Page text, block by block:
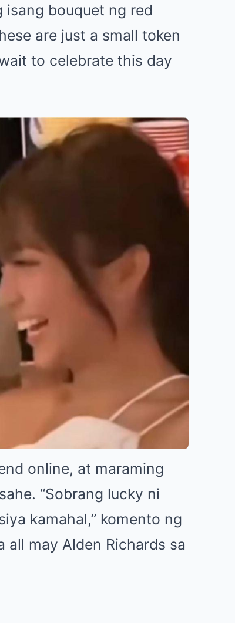
isang bouquet ng red
are just a small token
to celebrate this day
online, at maraming
“Sobrang lucky ni
kamahal,” komento ng
all may Alden Richards sa